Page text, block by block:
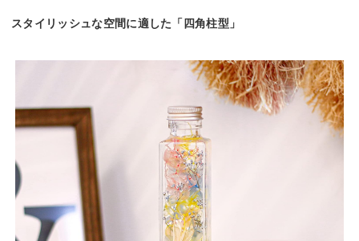
スタイリッシュな空間に適した「四角柱型」